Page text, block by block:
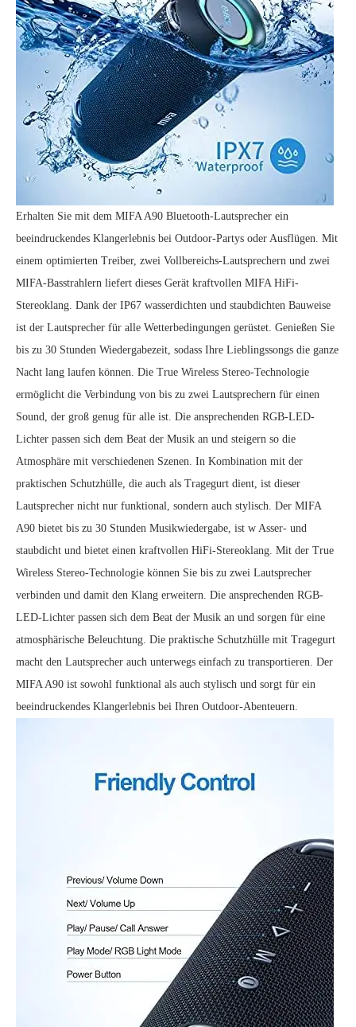
Erhalten Sie mit dem MIFA A90 Bluetooth-Lautsprecher ein
beeindruckendes Klangerlebnis bei Outdoor-Partys oder Ausflügen. Mit
einem optimierten Treiber, zwei Vollbereichs-Lautsprechern und zwei
MIFA-Basstrahlern liefert dieses Gerät kraftvollen MIFA HiFi-
Stereoklang. Dank der IP67 wasserdichten und staubdichten Bauweise
ist der Lautsprecher für alle Wetterbedingungen gerüstet. Genießen Sie
bis zu 30 Stunden Wiedergabezeit, sodass Ihre Lieblingssongs die ganze
Nacht lang laufen können. Die True Wireless Stereo-Technologie
ermöglicht die Verbindung von bis zu zwei Lautsprechern für einen
Sound, der groß genug für alle ist. Die ansprechenden RGB-LED-
Lichter passen sich dem Beat der Musik an und steigern so die
Atmosphäre mit verschiedenen Szenen. In Kombination mit der
praktischen Schutzhülle, die auch als Tragegurt dient, ist dieser
Lautsprecher nicht nur funktional, sondern auch stylisch. Der MIFA
A90 bietet bis zu 30 Stunden Musikwiedergabe, ist w Asser- und
staubdicht und bietet einen kraftvollen HiFi-Stereoklang. Mit der True
Wireless Stereo-Technologie können Sie bis zu zwei Lautsprecher
verbinden und damit den Klang erweitern. Die ansprechenden RGB-
LED-Lichter passen sich dem Beat der Musik an und sorgen für eine
atmosphärische Beleuchtung. Die praktische Schutzhülle mit Tragegurt
macht den Lautsprecher auch unterwegs einfach zu transportieren. Der
MIFA A90 ist sowohl funktional als auch stylisch und sorgt für ein
beeindruckendes Klangerlebnis bei Ihren Outdoor-Abenteuern.